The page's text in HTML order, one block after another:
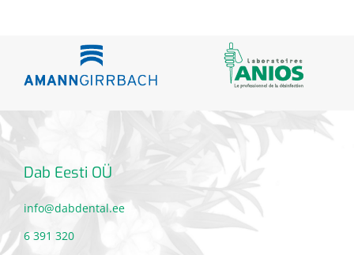
Dab Eesti OÜ
info@dabdental.ee
6 391 320